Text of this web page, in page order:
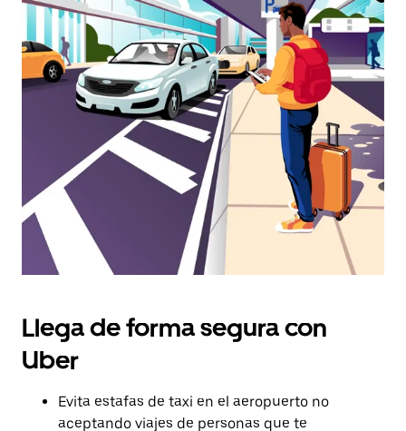
seleccionar
una
fecha.
Pulsa
el
cerrar
calendario.
Llega de forma segura con
Uber
Evita estafas de taxi en el aeropuerto no
aceptando viajes de personas que te